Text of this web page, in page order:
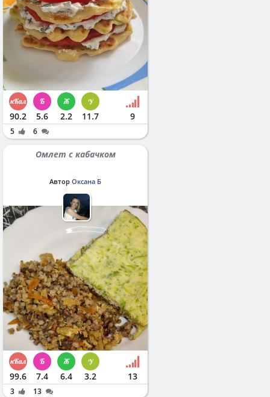
90.2 5.6 2.2 11.7 9
5 6
Омлет с кабачком
Автор Оксана Б
99.6 7.4 6.4 3.2 13
3 13